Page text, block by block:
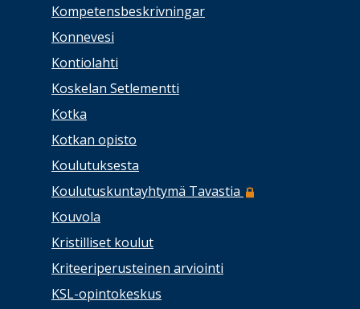
Kompetensbeskrivningar
Konnevesi
Kontiolahti
Koskelan Setlementti
Kotka
Kotkan opisto
Koulutuksesta
Koulutuskuntayhtymä Tavastia
Kouvola
Kristilliset koulut
Kriteeriperusteinen arviointi
KSL-opintokeskus